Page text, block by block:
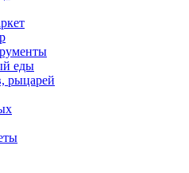
еды
рыцарей